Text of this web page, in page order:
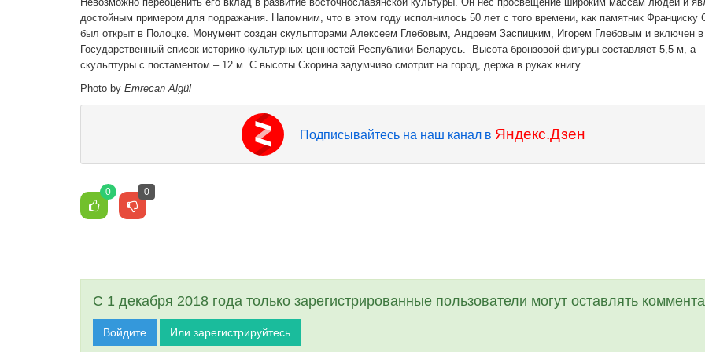
достойным примером для подражания. Напомним, что в этом году исполнилось 50 лет с того времени, как памятник Франциску
был открыт в Полоцке. Монумент создан скульпторами Алексеем Глебовым, Андреем Заспицким, Игорем Глебовым и включен в
Государственный список историко-культурных ценностей Республики Беларусь. Высота бронзовой фигуры составляет 5,5 м, а
скульптуры с постаментом – 12 м. С высоты Скорина задумчиво смотрит на город, держа в руках книгу.
Photo by Emrecan Algül
Подписывайтесь на наш канал в Яндекс.Дзен
0 0
С 1 декабря 2018 года только зарегистрированные пользователи могут оставлять
Войдите Или зарегистрируйтесь